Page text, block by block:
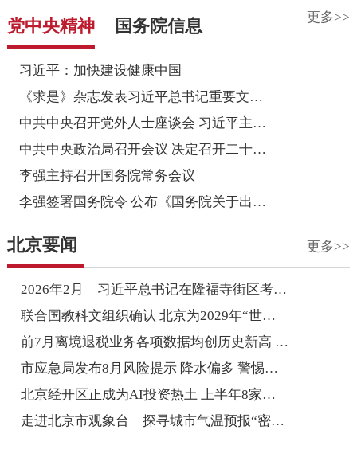
党中央精神 国务院信息
习近平：加快建设健康中国
《求是》杂志发表习近平总书记重要文章《加快建设健康中国》
中共中央召开党外人士座谈会 习近平主持并发表重要讲话
中共中央政治局召开会议 决定召开二十届五中全会 分...
李强主持召开国务院常务会议
李强签署国务院令 公布《国务院关于出境入境管理的规定》
更多>>
北京要闻 更多>>
2026年2月 习近平总书记在隆福寺街区考察时说 ...
联合国教科文组织确认 北京为2029年“世界建筑之都”
前7月离境退税业务各项数据均创历史新高 入境游持续...
市应急局发布8月风险提示 降水偏多 警惕洪涝和地质灾害
北京经开区正成为AI投资热土 上半年8家人工智能企...
走进北京市观象台 探寻城市气温预报“密码” 天气预...